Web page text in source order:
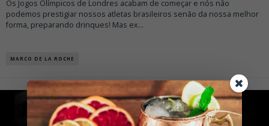
Os Jogos Olímpicos de Londres acabam de começar e nós não
podemos prestigiar nossos atletas brasileiros senão da nossa melhor
forma, preparando drinques! Mas ex...
MARCO DE LA ROCHE